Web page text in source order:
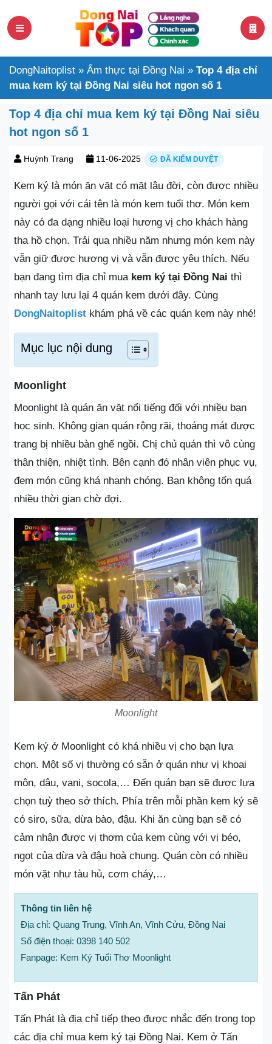
DongNaitoplist » Ẩm thực tại Đồng Nai » Top 4 địa chỉ
mua kem ký tại Đồng Nai siêu hot ngon số 1
Top 4 địa chỉ mua kem ký tại Đồng Nai siêu
hot ngon số 1
Huỳnh Trang 11-06-2025 ĐÃ KIỂM DUYỆT
Kem ký là món ăn vặt có mặt lâu đời, còn được nhiều
người gọi với cái tên là món kem tuổi thơ. Món kem
này có đa dạng nhiều loại hương vị cho khách hàng
tha hồ chọn. Trải qua nhiều năm nhưng món kem này
vẫn giữ được hương vị và vẫn được yêu thích. Nếu
bạn đang tìm địa chỉ mua kem ký tại Đồng Nai thì
nhanh tay lưu lại 4 quán kem dưới đây. Cùng
DongNaitoplist khám phá về các quán kem này nhé!
Mục lục nội dung
Moonlight
Moonlight là quán ăn vặt nổi tiếng đối với nhiều bạn
học sinh. Không gian quán rộng rãi, thoáng mát được
trang bị nhiều bàn ghế ngồi. Chị chủ quán thì vô cùng
thân thiện, nhiệt tình. Bên cạnh đó nhân viên phục vụ,
đem món cũng khá nhanh chóng. Bạn không tốn quá
nhiều thời gian chờ đợi.
Moonlight
Kem ký ở Moonlight có khá nhiều vị cho bạn lựa
chọn. Một số vị thường có sẵn ở quán như vị khoai
môn, dâu, vani, socola,… Đến quán bạn sẽ được lựa
chọn tuỳ theo sở thích. Phía trên mỗi phần kem ký sẽ
có siro, sữa, dừa bào, đậu. Khi ăn cùng bạn sẽ có
cảm nhận được vị thơm của kem cùng với vị béo,
ngọt của dừa và đậu hoà chung. Quán còn có nhiều
món vặt như tàu hủ, cơm cháy,…
Thông tin liên hệ
Địa chỉ: Quang Trung, Vĩnh An, Vĩnh Cửu, Đồng Nai
Số điện thoại: 0398 140 502
Fanpage: Kem Ký Tuổi Thơ Moonlight
Tấn Phát
Tấn Phát là địa chỉ tiếp theo được nhắc đến trong top
các địa chỉ mua kem ký tại Đồng Nai. Kem ở Tấn